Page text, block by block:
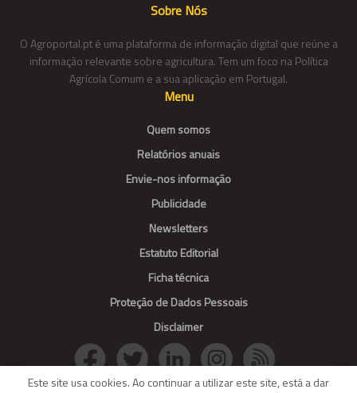
Sobre Nós
O Agroportal.pt é uma plataforma de informação digital que reúne a
informação relevante sobre agricultura. Tem um foco na Política
Agrícola Comum e a sua aplicação em Portugal.
Menu
Quem somos
Relatórios anuais
Envie-nos informação
Publicidade
Newsletters
Estatuto Editorial
Ficha técnica
Proteção de Dados Pessoais
Disclaimer
Este site usa cookies. Ao continuar a utilizar este site, está a dar